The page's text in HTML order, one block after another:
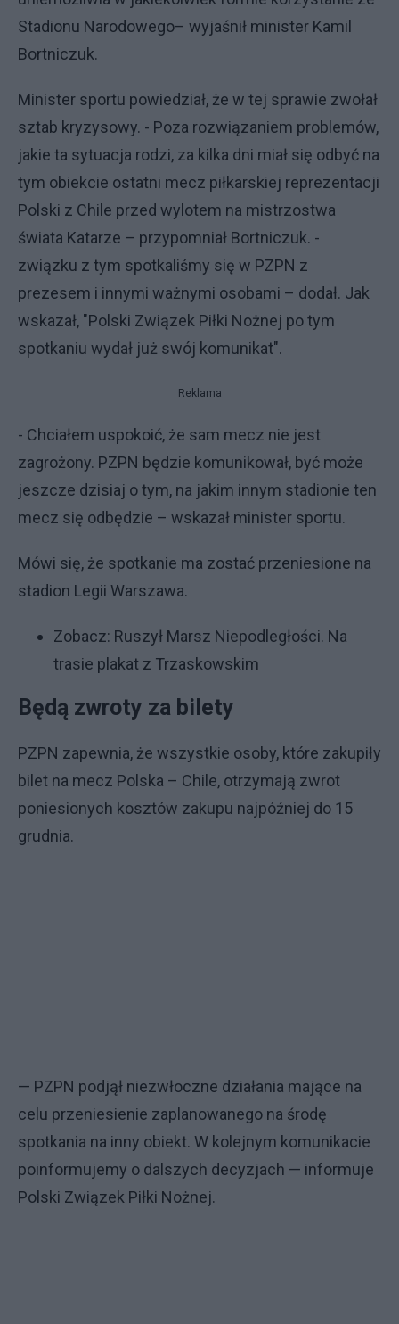
Stadionu Narodowego– wyjaśnił minister Kamil
Bortniczuk.
Minister sportu powiedział, że w tej sprawie zwołał
sztab kryzysowy. - Poza rozwiązaniem problemów,
jakie ta sytuacja rodzi, za kilka dni miał się odbyć na
tym obiekcie ostatni mecz piłkarskiej reprezentacji
Polski z Chile przed wylotem na mistrzostwa
świata Katarze – przypomniał Bortniczuk. -
związku z tym spotkaliśmy się w PZPN z
prezesem i innymi ważnymi osobami – dodał. Jak
wskazał, "Polski Związek Piłki Nożnej po tym
spotkaniu wydał już swój komunikat".
Reklama
- Chciałem uspokoić, że sam mecz nie jest
zagrożony. PZPN będzie komunikował, być może
jeszcze dzisiaj o tym, na jakim innym stadionie ten
mecz się odbędzie – wskazał minister sportu.
Mówi się, że spotkanie ma zostać przeniesione na
stadion Legii Warszawa.
Zobacz: Ruszył Marsz Niepodległości. Na
trasie plakat z Trzaskowskim
Będą zwroty za bilety
PZPN zapewnia, że wszystkie osoby, które zakupiły
bilet na mecz Polska – Chile, otrzymają zwrot
poniesionych kosztów zakupu najpóźniej do 15
grudnia.
— PZPN podjął niezwłoczne działania mające na
celu przeniesienie zaplanowanego na środę
spotkania na inny obiekt. W kolejnym komunikacie
poinformujemy o dalszych decyzjach — informuje
Polski Związek Piłki Nożnej.